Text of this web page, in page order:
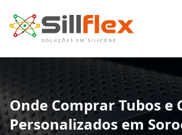
Home
Sobre nós
Onde Comprar Tubos e
Personalizados em